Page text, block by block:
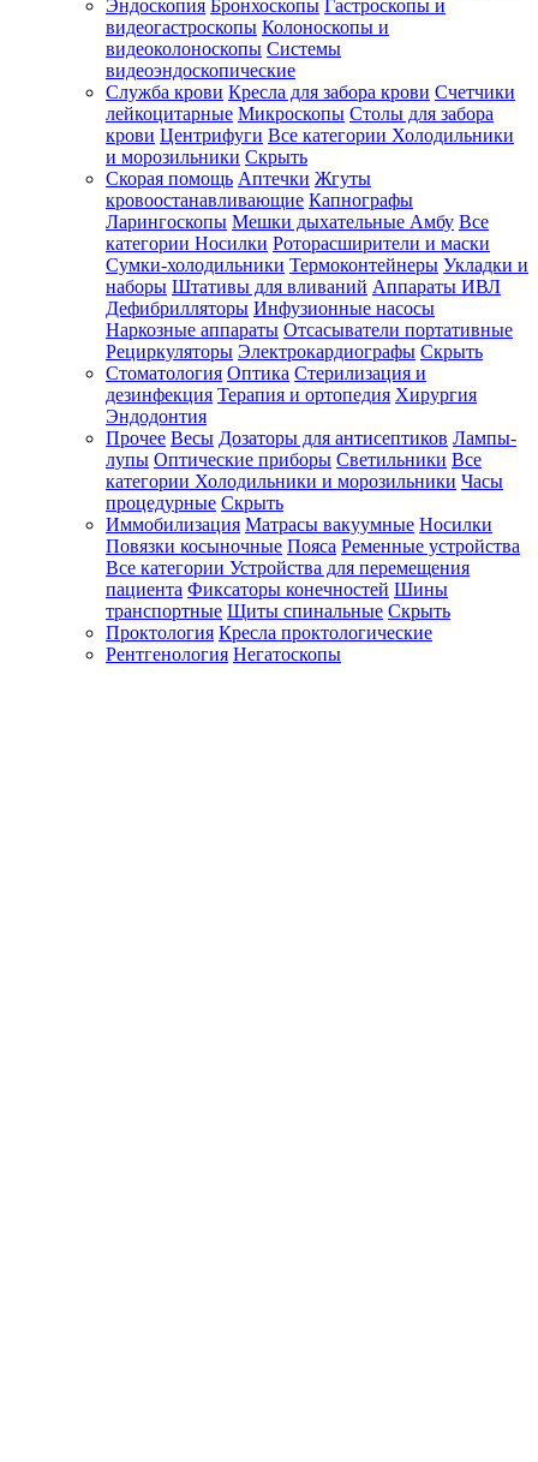
Эндоскопия Бронхоскопы Гастроскопы и
видеогастроскопы Колоноскопы и
видеоколоноскопы Системы
видеоэндоскопические
Служба крови Кресла для забора крови Счетчики
лейкоцитарные Микроскопы Столы для забора
крови Центрифуги Все категории Холодильники
и морозильники Скрыть
Скорая помощь Аптечки Жгуты
кровоостанавливающие Капнографы
Ларингоскопы Мешки дыхательные Амбу Все
категории Носилки Роторасширители и маски
Сумки-холодильники Термоконтейнеры Укладки и
наборы Штативы для вливаний Аппараты ИВЛ
Дефибрилляторы Инфузионные насосы
Наркозные аппараты Отсасыватели портативные
Рециркуляторы Электрокардиографы Скрыть
Стоматология Оптика Стерилизация и
дезинфекция Терапия и ортопедия Хирургия
Эндодонтия
Прочее Весы Дозаторы для антисептиков Лампы-
лупы Оптические приборы Светильники Все
категории Холодильники и морозильники Часы
процедурные Скрыть
Иммобилизация Матрасы вакуумные Носилки
Повязки косыночные Пояса Ременные устройства
Все категории Устройства для перемещения
пациента Фиксаторы конечностей Шины
транспортные Щиты спинальные Скрыть
Проктология Кресла проктологические
Рентгенология Негатоскопы